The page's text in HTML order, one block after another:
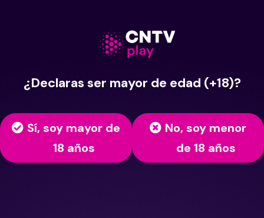
¿Declaras ser mayor de edad (+18)?
Sí, soy mayor de
18 años
No, soy menor
de 18 años